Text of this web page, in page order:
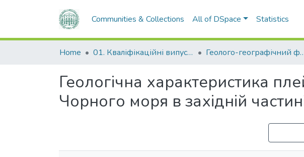
Communities & Collections All of DSpace Statistics
Home 01. Кваліфікаційні випускні роботи здобувачів вищої освіти Геолого-
Геологічна характеристика
Чорного моря в західній